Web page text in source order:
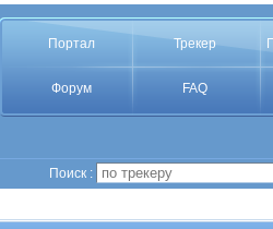
Портал Трекер
Форум FAQ
Поиск :